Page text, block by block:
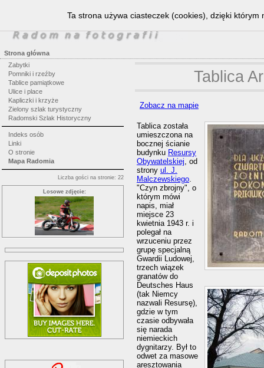
Strona główna
Zabytki
Pomniki i rzeźby
Tablice pamiątkowe
Ulice i place
Kapliczki i krzyże
Zielony szlak turystyczny
Radomski Szlak Historyczny
Indeks osób
Linki
O stronie
Mapa Radomia
Liczba gości na stronie: 22
Losowe zdjęcie:
Tablica
Zobacz na mapie
Tablica została
umieszczona na
bocznej ścianie
budynku Resursy
Obywatelskiej, od
strony ul. J.
Malczewskiego.
"Czyn zbrojny", o
którym mówi
napis, miał
miejsce 23
kwietnia 1943 r. i
polegał na
wrzuceniu przez
grupę specjalną
Gwardii Ludowej,
trzech wiązek
granatów do
Deutsches Haus
(tak Niemcy
nazwali Resursę),
gdzie w tym
czasie odbywała
się narada
niemieckich
dygnitarzy. Był to
odwet za masowe
aresztowania
Ta strona używa ciasteczek (cookies), dzięki którym